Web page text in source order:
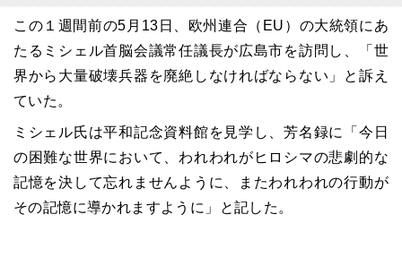
この１週間前の5月13日、欧州連合（EU）の大統領にあ
たるミシェル首脳会議常任議長が広島市を訪問し、「世
界から大量破壊兵器を廃絶しなければならない」と訴え
ていた。
ミシェル氏は平和記念資料館を見学し、芳名録に「今日
の困難な世界において、われわれがヒロシマの悲劇的な
記憶を決して忘れませんように、またわれわれの行動が
その記憶に導かれますように」と記した。